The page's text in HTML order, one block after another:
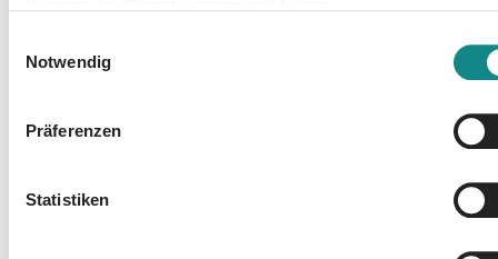
Notwendig
Präferenzen
Statistiken